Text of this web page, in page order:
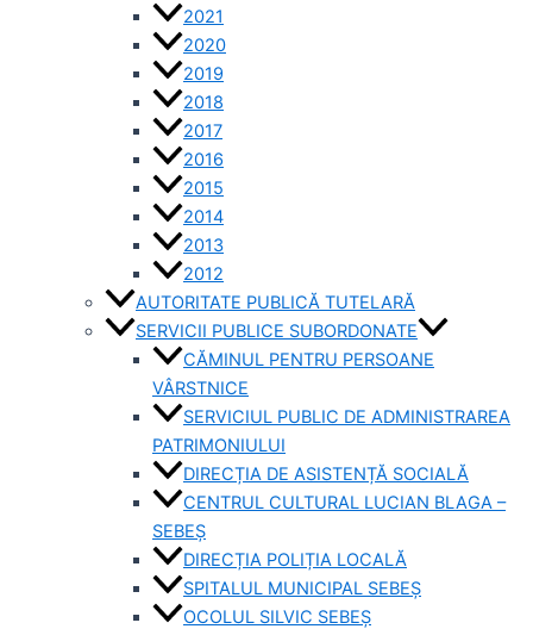
2021
2020
2019
2018
2017
2016
2015
2014
2013
2012
AUTORITATE PUBLICĂ TUTELARĂ
SERVICII PUBLICE SUBORDONATE
CĂMINUL PENTRU PERSOANE
VÂRSTNICE
SERVICIUL PUBLIC DE ADMINISTRAREA
PATRIMONIULUI
DIRECȚIA DE ASISTENȚĂ SOCIALĂ
CENTRUL CULTURAL LUCIAN BLAGA –
SEBEȘ
DIRECȚIA POLIȚIA LOCALĂ
SPITALUL MUNICIPAL SEBEȘ
OCOLUL SILVIC SEBEȘ